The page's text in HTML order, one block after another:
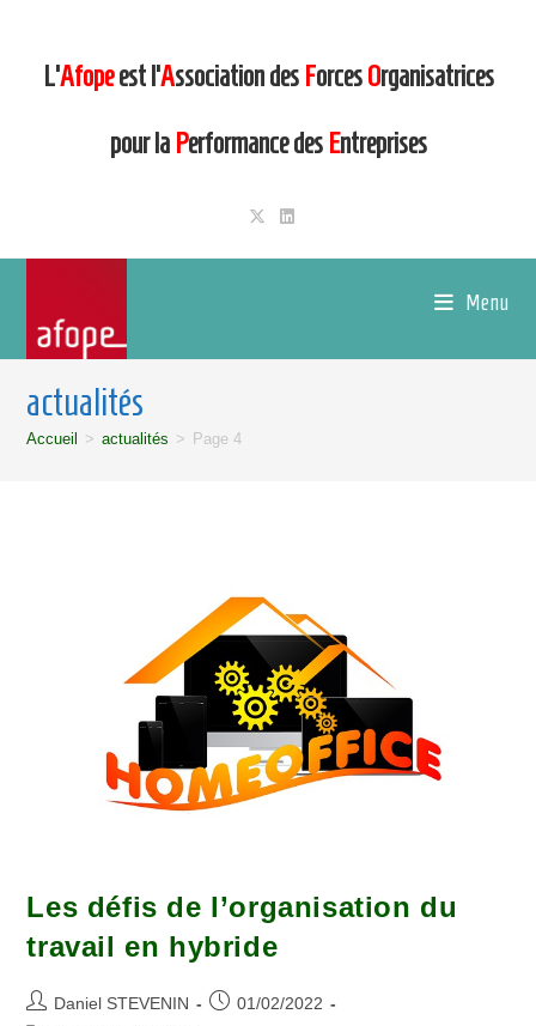
L’Afopeest l’Association des ForcesOrganisatrices
pour la Performance des Entreprises
Menu
actualités
Accueil > actualités > Page 4
Les défis de l’organisation du
travail en hybride
Daniel STEVENIN
01/02/2022